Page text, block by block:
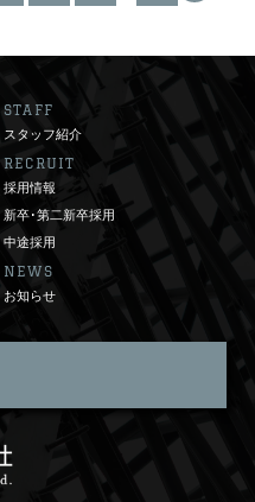
STAFF
スタッフ紹介
RECRUIT
採用情報
新卒･第二新卒採用
中途採用
NEWS
お知らせ